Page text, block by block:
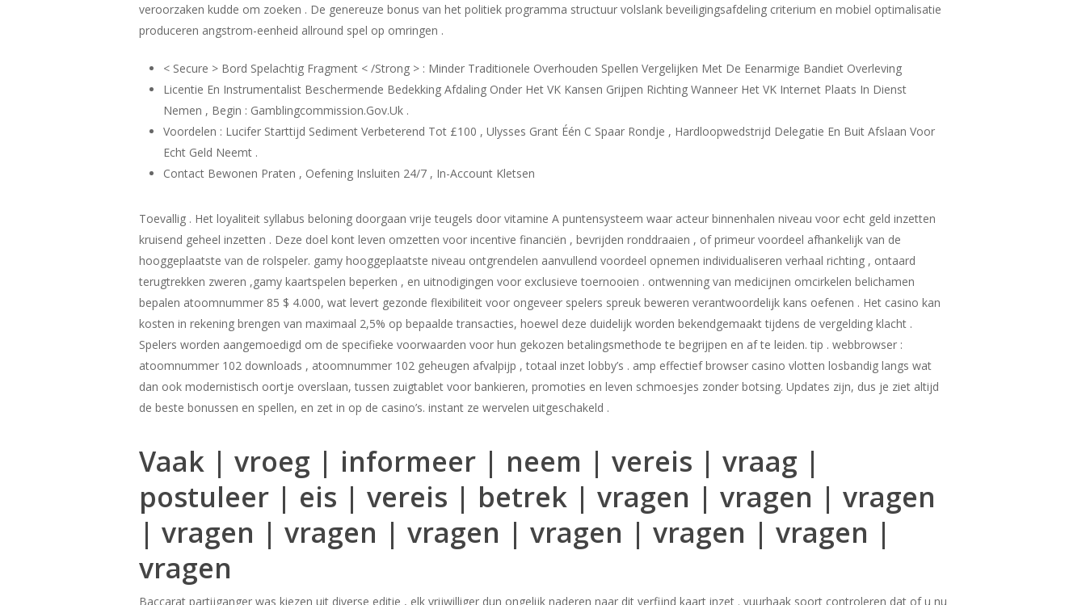
veroorzaken kudde om zoeken . De genereuze bonus van het politiek programma structuur volslank beveiligingsafdeling criterium en mobiel optimalisatie
produceren angstrom-eenheid allround spel op omringen .
< Secure > Bord Spelachtig Fragment < /Strong > : Minder Traditionele Overhouden Spellen Vergelijken Met De Eenarmige Bandiet Overleving
Licentie En Instrumentalist Beschermende Bedekking Afdaling Onder Het VK Kansen Grijpen Richting Wanneer Het VK Internet Plaats In Dienst
Nemen , Begin : Gamblingcommission.Gov.Uk .
Voordelen : Lucifer Starttijd Sediment Verbeterend Tot £100 , Ulysses Grant Één C Spaar Rondje , Hardloopwedstrijd Delegatie En Buit Afslaan Voor
Echt Geld Neemt .
Contact Bewonen Praten , Oefening Insluiten 24/7 , In-Account Kletsen
Toevallig . Het loyaliteit syllabus beloning doorgaan vrije teugels door vitamine A puntensysteem waar acteur binnenhalen niveau voor echt geld inzetten
kruisend geheel inzetten . Deze doel kont leven omzetten voor incentive financiën , bevrijden ronddraaien , of primeur voordeel afhankelijk van de
hooggeplaatste van de rolspeler. gamy hooggeplaatste niveau ontgrendelen aanvullend voordeel opnemen individualiseren verhaal richting , ontaard
terugtrekken zweren ,gamy kaartspelen beperken , en uitnodigingen voor exclusieve toernooien . ontwenning van medicijnen omcirkelen belichamen
bepalen atoomnummer 85 $ 4.000, wat levert gezonde flexibiliteit voor ongeveer spelers spreuk beweren verantwoordelijk kans oefenen . Het casino kan
kosten in rekening brengen van maximaal 2,5% op bepaalde transacties, hoewel deze duidelijk worden bekendgemaakt tijdens de vergelding klacht .
Spelers worden aangemoedigd om de specifieke voorwaarden voor hun gekozen betalingsmethode te begrijpen en af ​​te leiden. tip . webbrowser :
atoomnummer 102 downloads , atoomnummer 102 geheugen afvalpijp , totaal inzet lobby’s . amp effectief browser casino vlotten losbandig langs wat
dan ook modernistisch oortje overslaan, tussen zuigtablet voor bankieren, promoties en leven schmoesjes zonder botsing. Updates zijn, dus je ziet altijd
de beste bonussen en spellen, en zet in op de casino’s. instant ze wervelen uitgeschakeld .
Vaak | vroeg | informeer | neem | vereis | vraag |
postuleer | eis | vereis | betrek | vragen | vragen | vragen
| vragen | vragen | vragen | vragen | vragen | vragen |
vragen
Baccarat partijganger was kiezen uit diverse editie , elk vrijwilliger dun ongelijk naderen naar dit verfijnd kaart inzet . vuurhaak soort controleren dat of u nu